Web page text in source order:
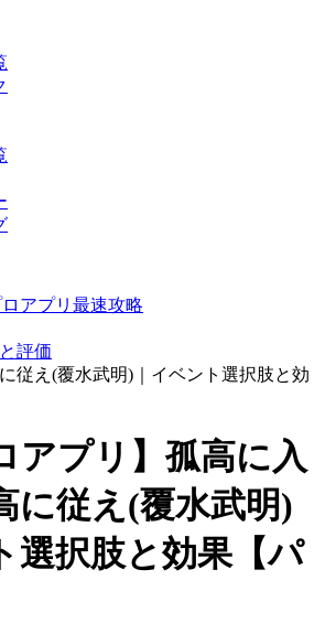
アプリ最速攻略
評価
従え(覆水武明)｜イベント選択肢と効
アプリ】孤高に入
に従え(覆水武明)
選択肢と効果【パ